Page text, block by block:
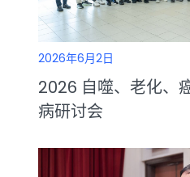
2026年6月2日
2026 自噬、老化、
病研讨会